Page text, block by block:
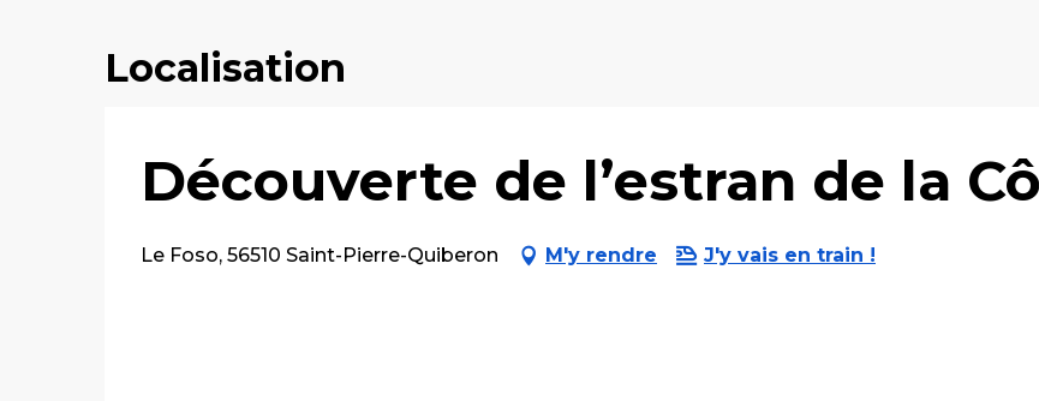
Localisation
Découverte de l’estran de la
Le Foso, 56510 Saint-Pierre-Quiberon M'y rendre J'y vais en train !